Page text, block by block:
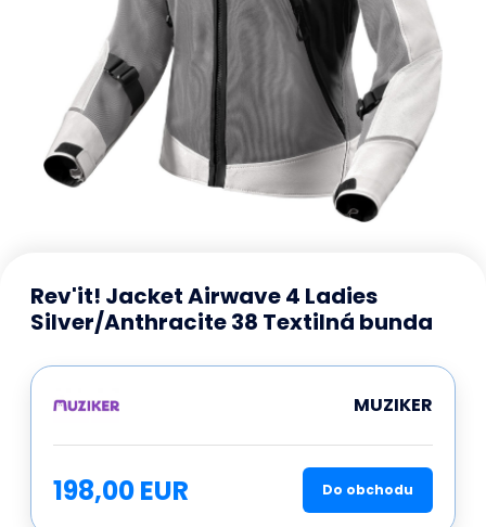
Rev'it! Jacket Airwave 4 Ladies
Silver/Anthracite 38 Textilná bunda
MUZIKER
198,00 EUR Do obchodu